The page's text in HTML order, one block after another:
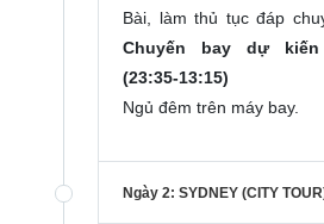
Bài, làm thủ tục đáp
Chuyến bay dự kiến
(23:35-13:15)
Ngủ đêm trên máy bay.
Ngày 2: SYDNEY (CITY